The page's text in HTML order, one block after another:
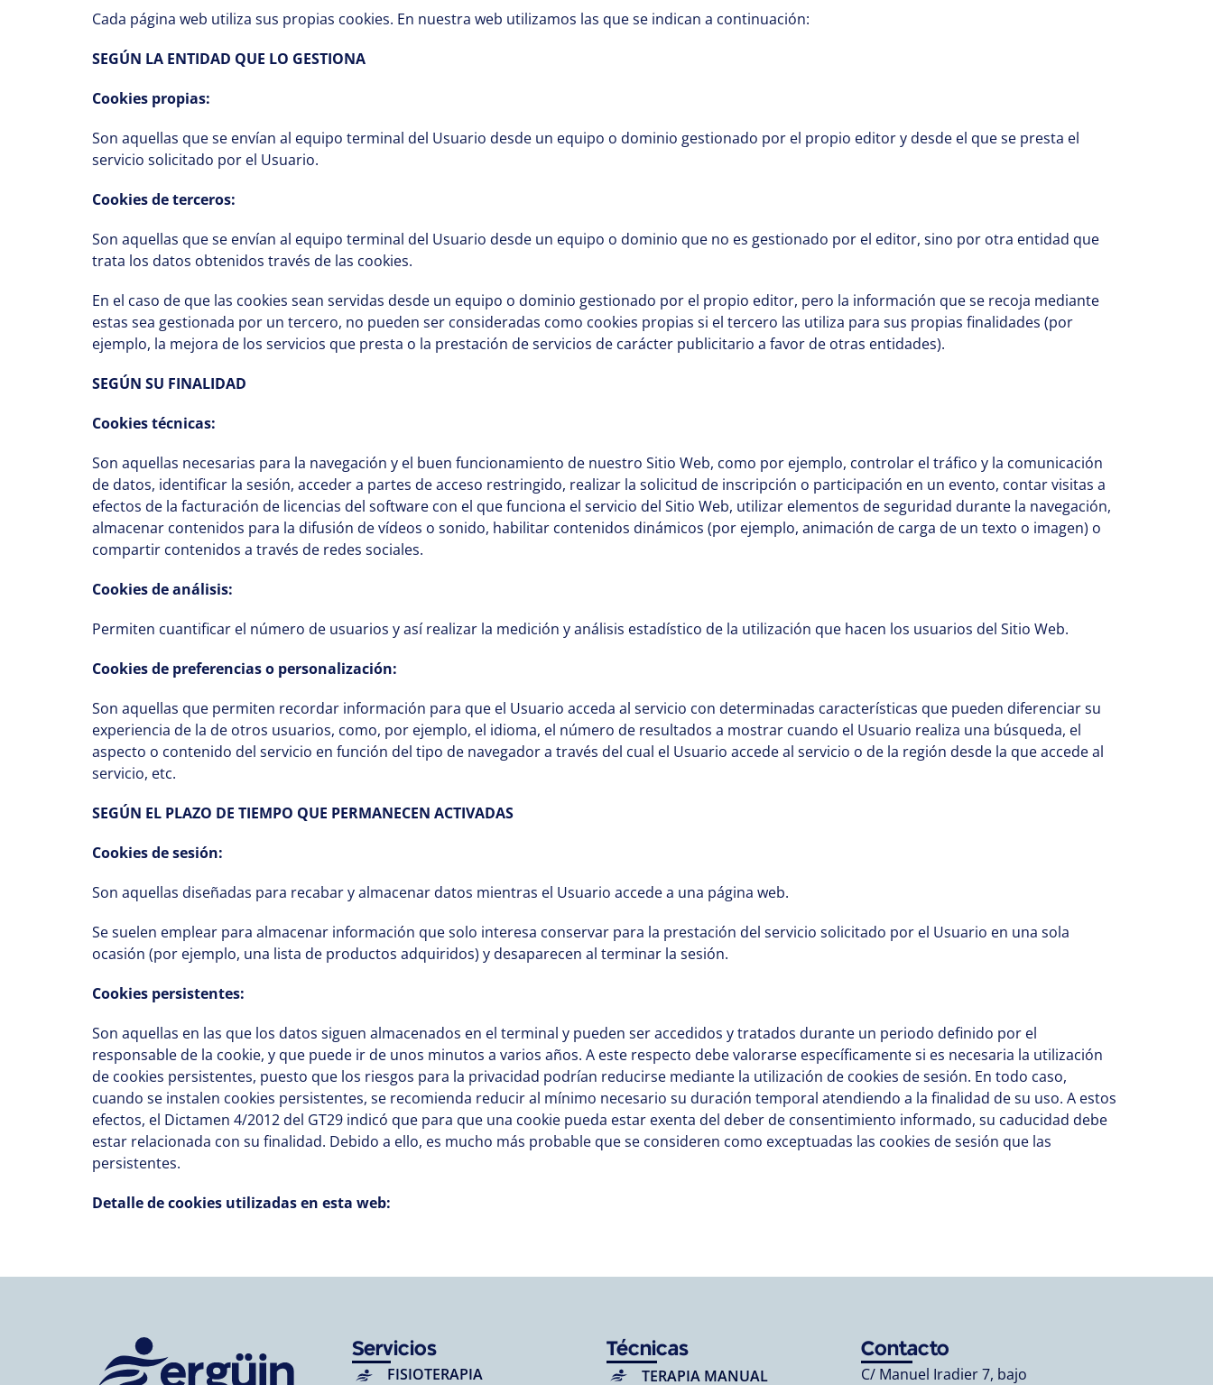
Cada página web utiliza sus propias cookies. En nuestra web utilizamos las que se indican a continuación:
SEGÚN LA ENTIDAD QUE LO GESTIONA
Cookies propias:
Son aquellas que se envían al equipo terminal del Usuario desde un equipo o dominio gestionado por el propio editor y desde el que se presta el
servicio solicitado por el Usuario.
Cookies de terceros:
Son aquellas que se envían al equipo terminal del Usuario desde un equipo o dominio que no es gestionado por el editor, sino por otra entidad que
trata los datos obtenidos través de las cookies.
En el caso de que las cookies sean servidas desde un equipo o dominio gestionado por el propio editor, pero la información que se recoja mediante
estas sea gestionada por un tercero, no pueden ser consideradas como cookies propias si el tercero las utiliza para sus propias finalidades (por
ejemplo, la mejora de los servicios que presta o la prestación de servicios de carácter publicitario a favor de otras entidades).
SEGÚN SU FINALIDAD
Cookies técnicas:
Son aquellas necesarias para la navegación y el buen funcionamiento de nuestro Sitio Web, como por ejemplo, controlar el tráfico y la comunicación
de datos, identificar la sesión, acceder a partes de acceso restringido, realizar la solicitud de inscripción o participación en un evento, contar visitas a
efectos de la facturación de licencias del software con el que funciona el servicio del Sitio Web, utilizar elementos de seguridad durante la navegación,
almacenar contenidos para la difusión de vídeos o sonido, habilitar contenidos dinámicos (por ejemplo, animación de carga de un texto o imagen) o
compartir contenidos a través de redes sociales.
Cookies de análisis:
Permiten cuantificar el número de usuarios y así realizar la medición y análisis estadístico de la utilización que hacen los usuarios del Sitio Web.
Cookies de preferencias o personalización:
Son aquellas que permiten recordar información para que el Usuario acceda al servicio con determinadas características que pueden diferenciar su
experiencia de la de otros usuarios, como, por ejemplo, el idioma, el número de resultados a mostrar cuando el Usuario realiza una búsqueda, el
aspecto o contenido del servicio en función del tipo de navegador a través del cual el Usuario accede al servicio o de la región desde la que accede al
servicio, etc.
SEGÚN EL PLAZO DE TIEMPO QUE PERMANECEN ACTIVADAS
Cookies de sesión:
Son aquellas diseñadas para recabar y almacenar datos mientras el Usuario accede a una página web.
Se suelen emplear para almacenar información que solo interesa conservar para la prestación del servicio solicitado por el Usuario en una sola
ocasión (por ejemplo, una lista de productos adquiridos) y desaparecen al terminar la sesión.
Cookies persistentes:
Son aquellas en las que los datos siguen almacenados en el terminal y pueden ser accedidos y tratados durante un periodo definido por el
responsable de la cookie, y que puede ir de unos minutos a varios años. A este respecto debe valorarse específicamente si es necesaria la utilización
de cookies persistentes, puesto que los riesgos para la privacidad podrían reducirse mediante la utilización de cookies de sesión. En todo caso,
cuando se instalen cookies persistentes, se recomienda reducir al mínimo necesario su duración temporal atendiendo a la finalidad de su uso. A estos
efectos, el Dictamen 4/2012 del GT29 indicó que para que una cookie pueda estar exenta del deber de consentimiento informado, su caducidad debe
estar relacionada con su finalidad. Debido a ello, es mucho más probable que se consideren como exceptuadas las cookies de sesión que las
persistentes.
Detalle de cookies utilizadas en esta web:
Servicios
FISIOTERAPIA
Técnicas
TERAPIA MANUAL
Contacto
C/ Manuel Iradier 7, bajo